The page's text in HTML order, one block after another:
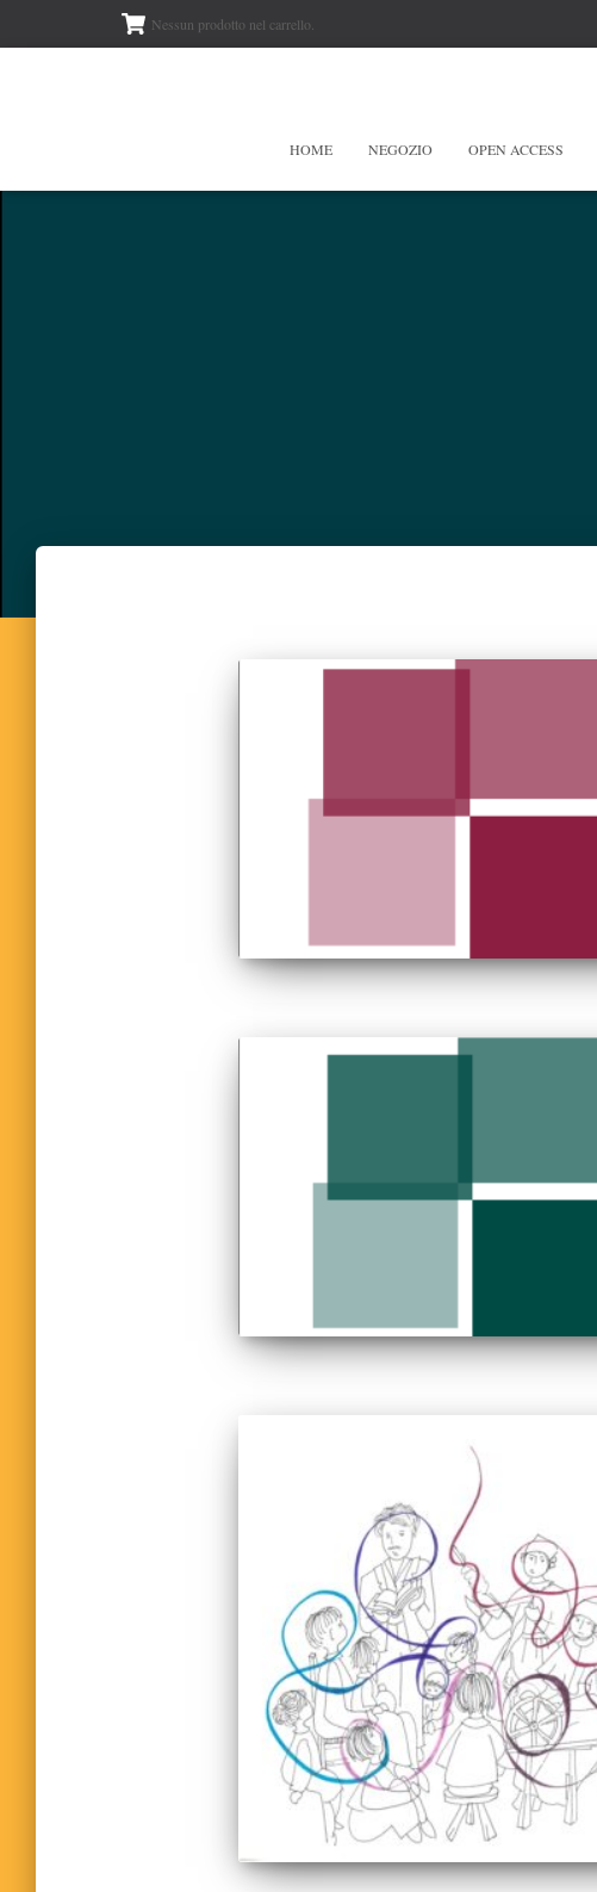
Nessun prodotto nel carrello.
HOME NEGOZIO OPEN ACCESS